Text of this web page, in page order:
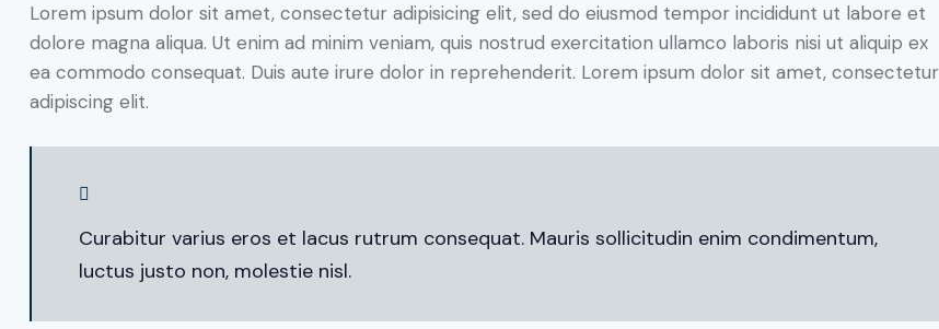
Lorem ipsum dolor sit amet, consectetur adipisicing elit, sed do eiusmod tempor incididunt ut labore et
dolore magna aliqua. Ut enim ad minim veniam, quis nostrud exercitation ullamco laboris nisi ut aliquip ex
ea commodo consequat. Duis aute irure dolor in reprehenderit. Lorem ipsum dolor sit amet, consectetur
adipiscing elit.
Curabitur varius eros et lacus rutrum consequat. Mauris sollicitudin enim condimentum,
luctus justo non, molestie nisl.